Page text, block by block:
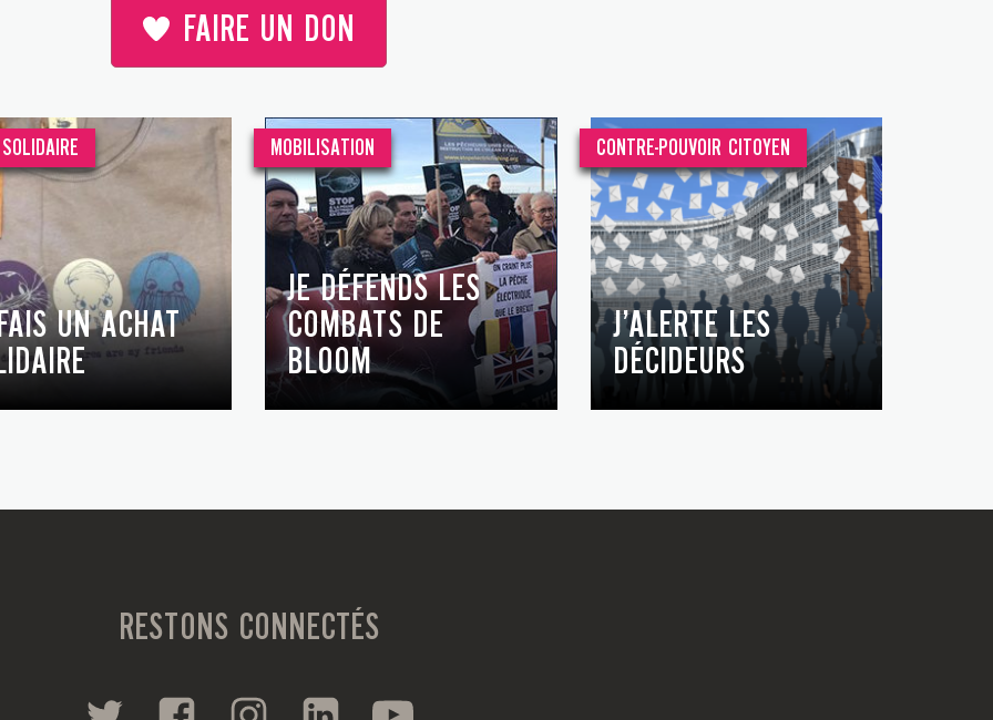
FAIRE UN DON
UN ACHAT
MOBILISATION
JE DÉFENDS LES
COMBATS DE
BLOOM
CONTRE-POUVOIR CITOYEN
J’ALERTE LES
DÉCIDEURS
RESTONS CONNECTÉS